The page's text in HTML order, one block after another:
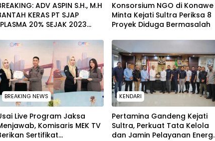
ADV ASPIN S.H., M.H
KERAS PT SJAP
20% SEJAK 2023
WAWOONE!
Konsorsium NGO di Konawe
Minta Kejati Sultra Periksa 8
Proyek Diduga Bermasalah ‎
BREAKING NEWS
Live Program Jaksa
Komisaris MEK TV
Sertifikat
KENDARI
Pertamina Gandeng Kejati
Sultra, Perkuat Tata Kelola
dan Jamin Pelayanan Energi